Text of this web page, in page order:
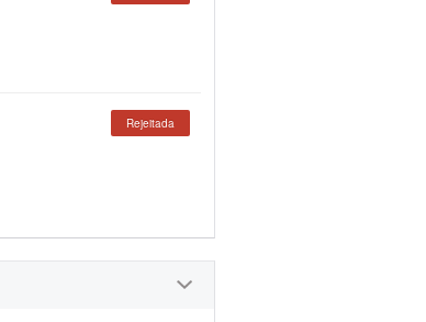
Rejeitada